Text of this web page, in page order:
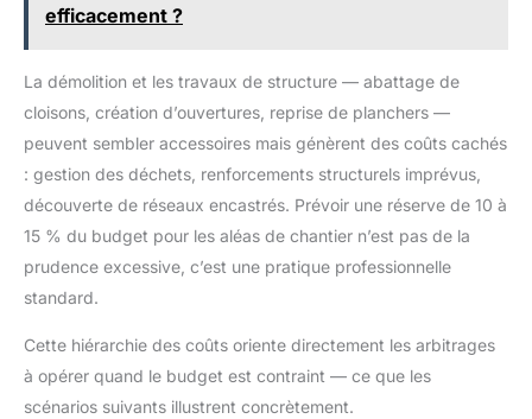
compatible avec les animaux de
maison sans craindre que la
sirène du système de sécurité
n'effraie vos animaux ou vos
voisins. DEUX SIRENES : Vous
disposez de deux sirènes.
l'unité principale, la seconde
est sans fil. La sirène sans fil
peut être installée dans
n'importe quelle pièce de votre
maison car... elle n'est pas
reliée à l'unité d'alarme
efficacement ?
La démolition et les travaux de structure — abattage de
cloisons, création d’ouvertures, reprise de planchers —
peuvent sembler accessoires mais génèrent des coûts cachés
: gestion des déchets, renforcements structurels imprévus,
découverte de réseaux encastrés. Prévoir une réserve de 10 à
15 % du budget pour les aléas de chantier n’est pas de la
prudence excessive, c’est une pratique professionnelle
standard.
Cette hiérarchie des coûts oriente directement les arbitrages
à opérer quand le budget est contraint — ce que les
scénarios suivants illustrent concrètement.